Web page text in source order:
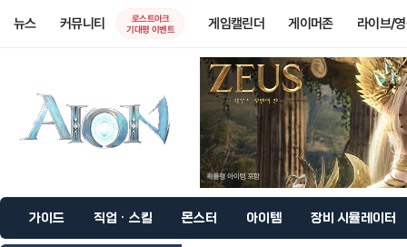
뉴스 커뮤니티
로스트아크
기대평 이벤트
게임캘린더 게이머존 라이브/
가이드 직업 · 스킬 몬스터 아이템 장비 시뮬레이터